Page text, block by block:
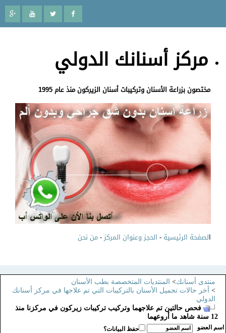
مركز أسنانك الدولي
مختصون بزراعة الأسنان وتركيبات أسنان الزيركون منذ عام 1995
لصفحة الرئيسية-الحجز وعنوان المركز-من نحن
منتدى أسنانك>المنتديات المتخصصة بطب الأسنان
>أخر حالات تجميل الأسنان بالتركيبات التي تم علاجها في مركز أسنانك
الدولي
فحص حالتين تم علاجهما وتركيب تركيبات زيركون في مركزنا منذ
12 سنة شاهد ما أروعهما
اسم العضو
حفظ البيانات؟